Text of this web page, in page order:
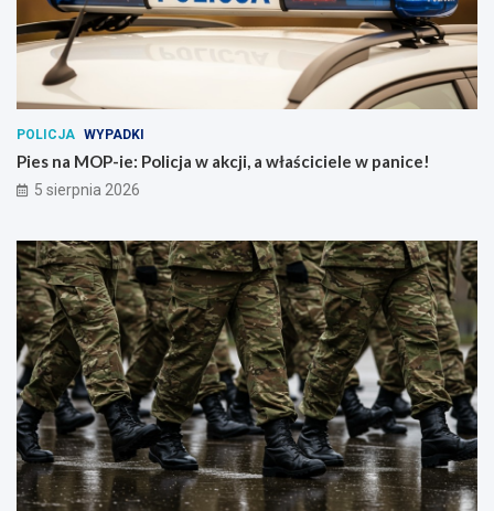
POLICJA WYPADKI
Pies na MOP-ie: Policja w akcji, a właściciele w panice!
5 sierpnia 2026